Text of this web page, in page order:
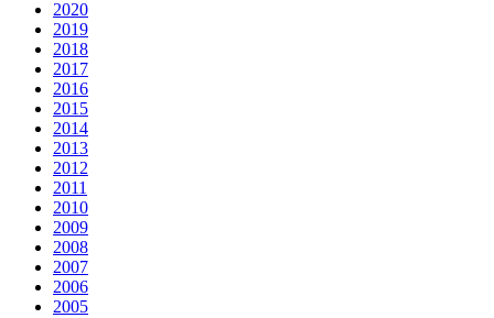
2020
2019
2018
2017
2016
2015
2014
2013
2012
2011
2010
2009
2008
2007
2006
2005